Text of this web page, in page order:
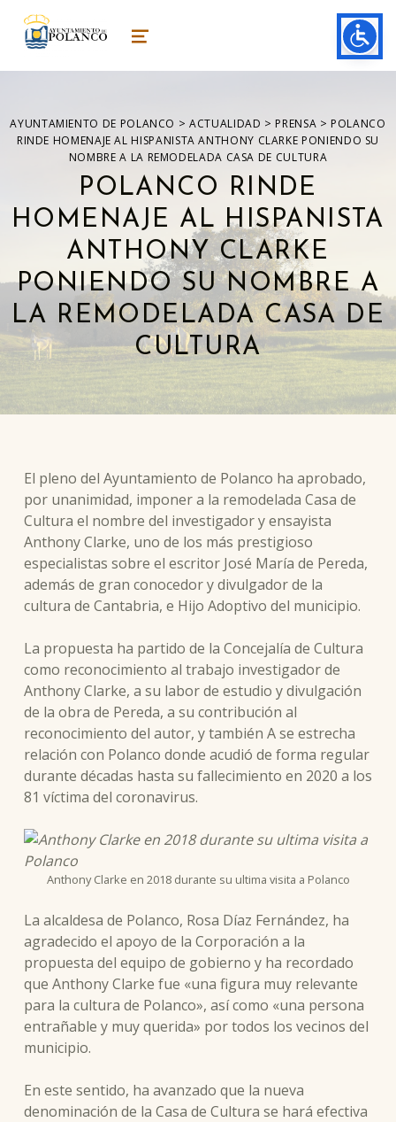
ayuntamiento de polanco
AYUNTAMIENTO DE POLANCO MENU
AYUNTAMIENTO DE POLANCO >ACTUALIDAD > PRENSA > POLANCO
RINDE HOMENAJE AL HISPANISTA ANTHONY CLARKE PONIENDO SU
NOMBRE A LA REMODELADA CASA DE CULTURA
POLANCO RINDE
HOMENAJE AL HISPANISTA
ANTHONY CLARKE
PONIENDO SU NOMBRE A
LA REMODELADA CASA DE
CULTURA
El pleno del Ayuntamiento de Polanco ha aprobado,
por unanimidad, imponer a la remodelada Casa de
Cultura el nombre del investigador y ensayista
Anthony Clarke, uno de los más prestigioso
especialistas sobre el escritor José María de Pereda,
además de gran conocedor y divulgador de la
cultura de Cantabria, e Hijo Adoptivo del municipio.
La propuesta ha partido de la Concejalía de Cultura
como reconocimiento al trabajo investigador de
Anthony Clarke, a su labor de estudio y divulgación
de la obra de Pereda, a su contribución al
reconocimiento del autor, y también A se estrecha
relación con Polanco donde acudió de forma regular
durante décadas hasta su fallecimiento en 2020 a los
81 víctima del coronavirus.
Anthony Clarke en 2018 durante su ultima visita a Polanco
La alcaldesa de Polanco, Rosa Díaz Fernández, ha
agradecido el apoyo de la Corporación a la
propuesta del equipo de gobierno y ha recordado
que Anthony Clarke fue «una figura muy relevante
para la cultura de Polanco», así como «una persona
entrañable y muy querida» por todos los vecinos del
municipio.
En este sentido, ha avanzado que la nueva
denominación de la Casa de Cultura se hará efectiva